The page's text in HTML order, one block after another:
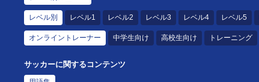
レベル別 レベル1 レベル2 レベル3 レベル4 レベル5
オンライントレーナー 中学生向け 高校生向け トレーニング
サッカーに関するコンテンツ